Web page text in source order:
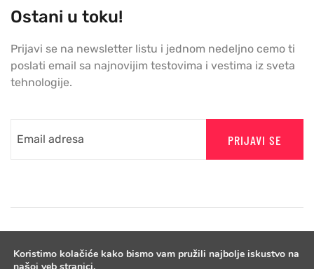
Ostani u toku!
Prijavi se na newsletter listu i jednom nedeljno cemo ti
poslati email sa najnovijim testovima i vestima iz sveta
tehnologije.
PRIJAVI SE
Koristimo kolačiće kako bismo vam pružili najbolje iskustvo na